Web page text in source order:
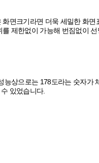
면크기라면 더욱 세밀한 화
제한없이 가능해 번짐없이
상으로는 178도라는 숫자
있었습니다.